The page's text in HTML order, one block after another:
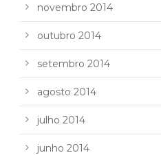
novembro 2014
outubro 2014
setembro 2014
agosto 2014
julho 2014
junho 2014